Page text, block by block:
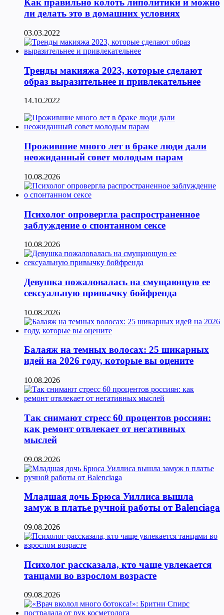
Как правильно колоть липолитики и можно
ли делать это в домашних условиях
03.03.2022
Тренды макияжа 2023, которые сделают
образ выразительнее и привлекательнее
14.10.2022
Прожившие много лет в браке люди дали
неожиданный совет молодым парам
10.08.2026
Психолог опровергла распространенное
заблуждение о спонтанном сексе
10.08.2026
Девушка пожаловалась на смущающую ее
сексуальную привычку бойфренда
10.08.2026
Балаяж на темных волосах: 25 шикарных
идей на 2026 году, которые вы оцените
10.08.2026
Так снимают стресс 60 процентов россиян:
как ремонт отвлекает от негативных
мыслей
09.08.2026
Младшая дочь Брюса Уиллиса вышла
замуж в платье ручной работы от Balenciaga
09.08.2026
Психолог рассказала, кто чаще увлекается
танцами во взрослом возрасте
09.08.2026